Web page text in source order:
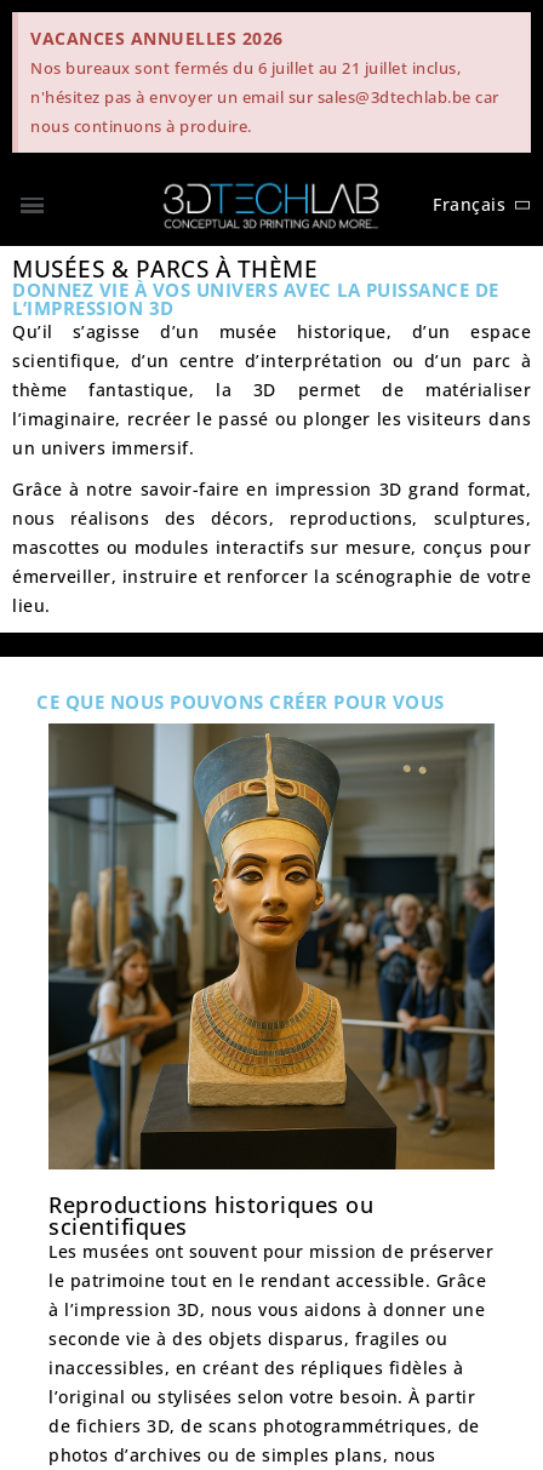
VACANCES ANNUELLES 2026
Nos bureaux sont fermés du 6 juillet au 21 juillet inclus,
n'hésitez pas à envoyer un email sur sales@3dtechlab.be car
nous continuons à produire.
Français
MUSÉES & PARCS À THÈME
DONNEZ VIE À VOS UNIVERS AVEC LA PUISSANCE DE
L’IMPRESSION 3D
Qu’il s’agisse d’un musée historique, d’un espace
scientifique, d’un centre d’interprétation ou d’un parc à
thème fantastique, la 3D permet de matérialiser
l’imaginaire, recréer le passé ou plonger les visiteurs dans
un univers immersif.
Grâce à notre savoir-faire en impression 3D grand format,
nous réalisons des décors, reproductions, sculptures,
mascottes ou modules interactifs sur mesure, conçus pour
émerveiller, instruire et renforcer la scénographie de votre
lieu.
CE QUE NOUS POUVONS CRÉER POUR VOUS
Reproductions historiques ou
scientifiques
Les musées ont souvent pour mission de préserver
le patrimoine tout en le rendant accessible. Grâce
à l’impression 3D, nous vous aidons à donner une
seconde vie à des objets disparus, fragiles ou
inaccessibles, en créant des répliques fidèles à
l’original ou stylisées selon votre besoin. À partir
de fichiers 3D, de scans photogrammétriques, de
photos d’archives ou de simples plans, nous